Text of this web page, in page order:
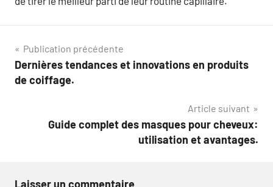
Navigation
de
Publication précédente
Dernières tendances et innovations en produits
de coiffage.
Article suivant
Guide complet des masques pour cheveux:
utilisation et avantages.
Laisser un commentaire